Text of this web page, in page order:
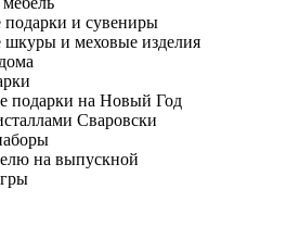
подарки и сувениры
шкуры и меховые изделия
подарки на Новый Год
Сваровски
на выпускной